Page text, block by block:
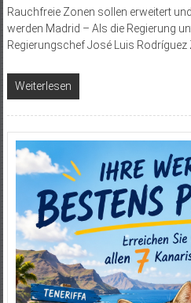
Rauchfreie Zonen sollen erweitert
werden Madrid – Als die Regierung
Regierungschef José Luis
Weiterlesen